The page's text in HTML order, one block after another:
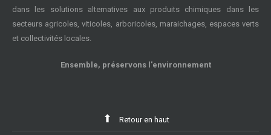
dans les solutions alternatives aux produits chimiques dans les
secteurs agricoles, viticoles, arboricoles, maraichages, espaces verts
et collectivités locales.
Ensemble, préservons l'environnement
Retour en haut